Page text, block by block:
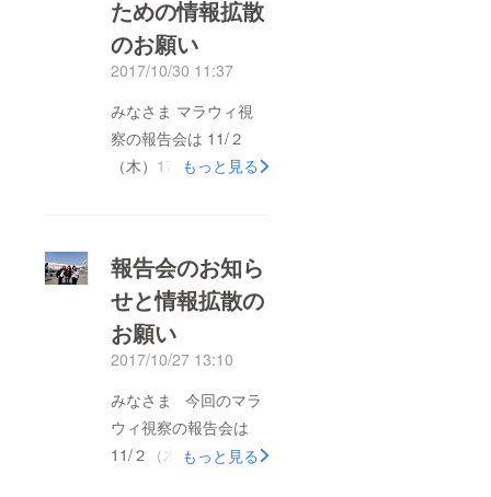
カッションの時間を取
ることができ、皆さん
のお話も聞かせていた
時間となりました。
ご都合で来られなかっ
た方とも、マラウィや
してみたいですね。
こちらのページは今後
も開いておりますの
で、様々な方と繋がっ
ていければと思いま
す。 今後もマラウィ
でのMy Tedori My
Africa のプロジェクト
ための情報拡散
のお願い
2017/10/30 11:37
みなさま マラウィ視
察の報告会は 11/２
（木）17：30～ 普
でも無料でご参加いた
だけます。ぜひお越し
くださいませ。 ご支
援の募集は明日までで
ける周りの方々への呼
びかけを引き続きよろ
しくお願いいたしま
もっと見る
報告会のお知ら
せと情報拡散の
お願い
2017/10/27 13:10
みなさま 今回のマラ
ウィ視察の報告会は
11/２（木）17：30
もっと見る